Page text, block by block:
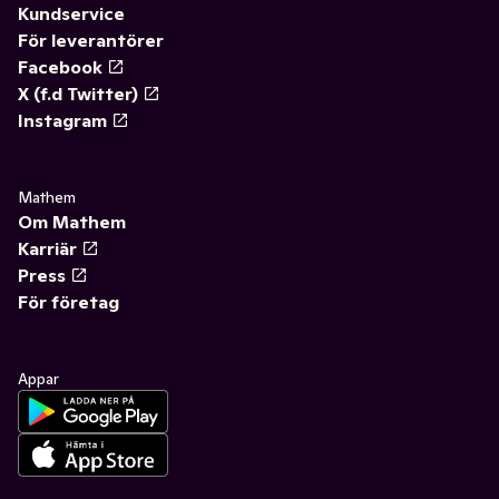
Kundservice
För leverantörer
Facebook
X (f.d Twitter)
Instagram
Mathem
Om Mathem
Karriär
Press
För företag
Appar